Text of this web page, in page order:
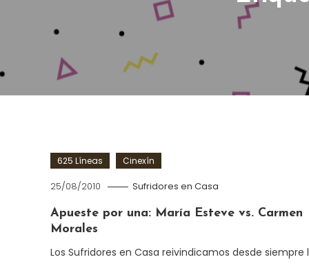
625 Líneas Cinexín
25/08/2010 Sufridores en Casa
Apueste por una: María Esteve vs. Carmen
Morales
Los Sufridores en Casa reivindicamos desde siempre